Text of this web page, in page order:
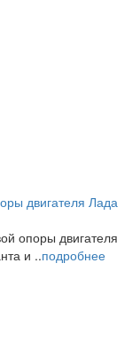
двигателя Лада
опоры двигателя
и ..подробнее